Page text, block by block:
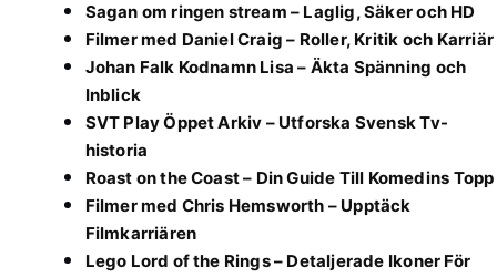
Sagan om ringen stream – Laglig, Säker och HD
Filmer med Daniel Craig – Roller, Kritik och Karriär
Johan Falk Kodnamn Lisa – Äkta Spänning och
Inblick
SVT Play Öppet Arkiv – Utforska Svensk Tv-
historia
Roast on the Coast – Din Guide Till Komedins Topp
Filmer med Chris Hemsworth – Upptäck
Filmkarriären
Lego Lord of the Rings – Detaljerade Ikoner För